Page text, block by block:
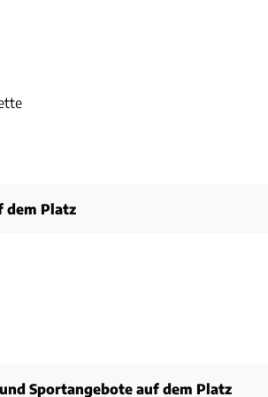
dem Platz
Sportangebote auf dem Platz